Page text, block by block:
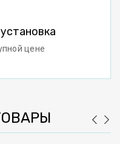
цене